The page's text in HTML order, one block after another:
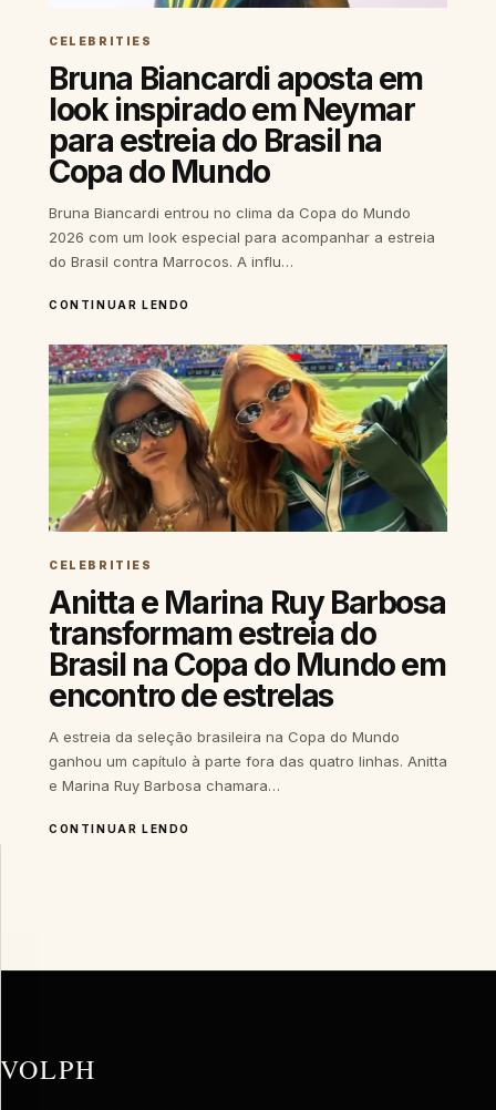
CELEBRITIES
Bruna Biancardi aposta em
look inspirado em Neymar
para estreia do Brasil na
Copa do Mundo
Bruna Biancardi entrou no clima da Copa do Mundo
2026 com um look especial para acompanhar a estreia
do Brasil contra Marrocos. A influ…
CONTINUAR LENDO
CELEBRITIES
Anitta e Marina Ruy Barbosa
transformam estreia do
Brasil na Copa do Mundo em
encontro de estrelas
A estreia da seleção brasileira na Copa do Mundo
ganhou um capítulo à parte fora das quatro linhas. Anitta
e Marina Ruy Barbosa chamara…
CONTINUAR LENDO
VOLPH
para
melhorar